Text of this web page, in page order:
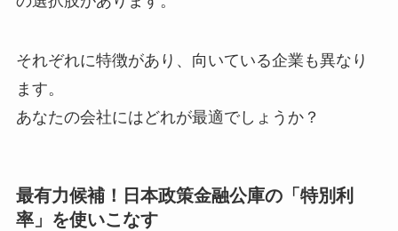
それぞれに特徴があり、向いている企業も異なり
ます。
あなたの会社にはどれが最適でしょうか？
最有力候補！日本政策金融公庫の「特別利
率」を使いこなす